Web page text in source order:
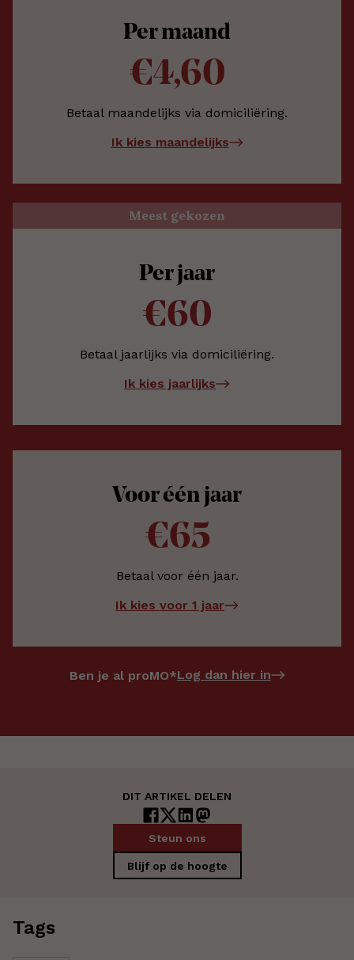
Per maand
€4,60
Betaal maandelijks via domiciliëring.
Ik kies maandelijks
Meest gekozen
Per jaar
€60
Betaal jaarlijks via domiciliëring.
Ik kies jaarlijks
Voor één jaar
€65
Betaal voor één jaar.
Ik kies voor 1 jaar
Ben je al proMO*Log dan hier in
DIT ARTIKEL DELEN
Steun ons
Blijf op de hoogte
Tags